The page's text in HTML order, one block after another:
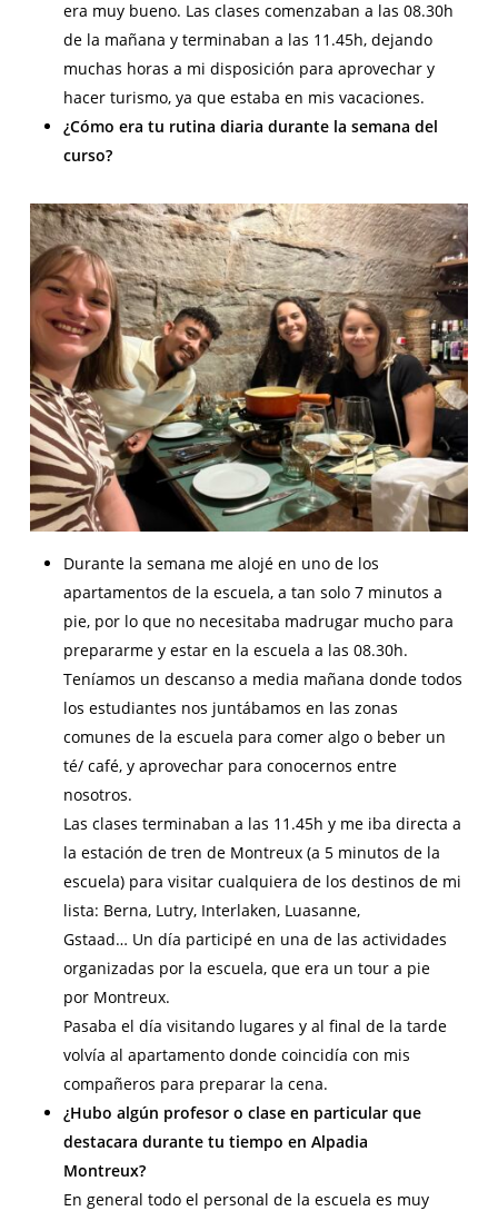
era muy bueno. Las clases comenzaban a las 08.30h
de la mañana y terminaban a las 11.45h, dejando
muchas horas a mi disposición para aprovechar y
hacer turismo, ya que estaba en mis vacaciones.
¿Cómo era tu rutina diaria durante la semana del
curso?
Durante la semana me alojé en uno de los
apartamentos de la escuela, a tan solo 7 minutos a
pie, por lo que no necesitaba madrugar mucho para
prepararme y estar en la escuela a las 08.30h.
Teníamos un descanso a media mañana donde todos
los estudiantes nos juntábamos en las zonas
comunes de la escuela para comer algo o beber un
té/ café, y aprovechar para conocernos entre
nosotros.
Las clases terminaban a las 11.45h y me iba directa a
la estación de tren de Montreux (a 5 minutos de la
escuela) para visitar cualquiera de los destinos de mi
lista: Berna, Lutry, Interlaken, Luasanne,
Gstaad… Un día participé en una de las actividades
organizadas por la escuela, que era un tour a pie
por Montreux.
Pasaba el día visitando lugares y al final de la tarde
volvía al apartamento donde coincidía con mis
compañeros para preparar la cena.
¿Hubo algún profesor o clase en particular que
destacara durante tu tiempo en Alpadia
Montreux?
En general todo el personal de la escuela es muy